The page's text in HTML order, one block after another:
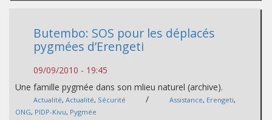
Butembo: SOS pour les déplacés
pygmées d’Erengeti
09/09/2010 - 19:45
Une famille pygmée dans son mlieu naturel (archive).
Actualité, Actualité, Sécurité / Assistance, Erengeti,
ONG, PIDP-Kivu, Pygmée